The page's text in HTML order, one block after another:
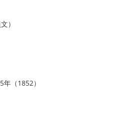
）
（1852）